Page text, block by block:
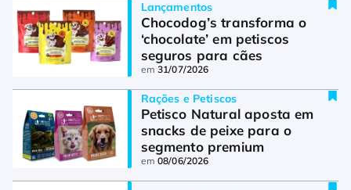
Lançamentos
Chocodog’s transforma o
‘chocolate’ em petiscos
seguros para cães
em 31/07/2026
Rações e Petiscos
Petisco Natural aposta em
snacks de peixe para o
segmento premium
em 08/06/2026